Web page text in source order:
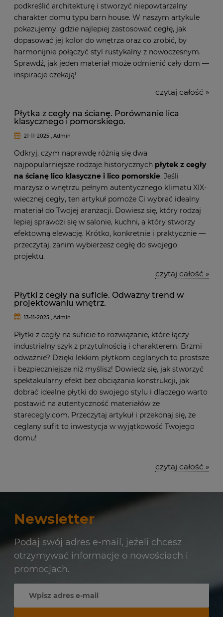
podkreślić architekturę i stworzyć niepowtarzalny
charakter domu typu barn house. W naszym artykule
pokazujemy, gdzie najlepiej zastosować cegłę, jak
dopasować jej kolor do wnętrza oraz co zrobić, by
harmonijnie połączyć styl rustykalny z nowoczesnym.
Sprawdź, jak jeden materiał może odmienić cały dom —
inspiracje czekają!
czytaj całość »
Płytka z cegły na ścianę. Porównanie lica
klasycznego i pomorskiego.
21-11-2025 , Admin
Odkryj, czym naprawdę różnią się dwa
najpopularniejsze rodzaje historycznych płytek z cegły
na ścianę lico klasyczne i lico pomorskie. Jeśli
marzysz o wnętrzu pełnym autentycznego klimatu XIX-
wiecznej cegły, ten artykuł pomoże Ci wybrać idealny
materiał do Twojej aranżacji. Dowiesz się, który rodzaj
lepiej sprawdzi się w salonie, kuchni, a który stworzy
efektowną elewację. Krótko, konkretnie i praktycznie —
przeczytaj, zanim wybierzesz cegłę do swojego
projektu.
czytaj całość »
Płytki z cegły na suficie. Odważny trend w
projektowaniu wnętrz.
13-11-2025 , Admin
Płytki z cegły na suficie to rozwiązanie, które łączy
industrialny szyk z przytulnością i charakterem. Brzmi
odważnie? Dzięki lekkim płytkom ceglanych to prostsze
i bezpieczniejsze niż myślisz! Dowiedz się, jak stworzyć
spektakularny efekt bez obciążania konstrukcji, jak
dobrać idealne płytki do swojego stylu i dlaczego warto
postawić na autentyczność materiałów ze
starecegly.com. Przeczytaj artykuł i przekonaj się, że
ceglany sufit to inwestycja w wyjątkowość Twojego
domu!
czytaj całość »
Newsletter
Podaj swój adres e-mail, jeżeli chcesz
otrzymywać informacje o nowościach i
promocjach.